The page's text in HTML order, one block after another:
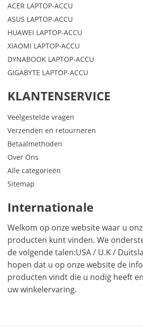
ACER LAPTOP-ACCU
ASUS LAPTOP-ACCU
HUAWEI LAPTOP-ACCU
XIAOMI LAPTOP-ACCU
DYNABOOK LAPTOP-ACCU
GIGABYTE LAPTOP-ACCU
KLANTENSERVICE
Veelgestelde vragen
Verzenden en retourneren
Betaalmethoden
Over Ons
Alle categorieën
Sitemap
Internationale
Welkom op onze website waar u
producten kunt vinden. We
de volgende talen:USA/ U.K/
hopen dat u op onze website de
producten vindt die u nodig heeft
uw winkelervaring.